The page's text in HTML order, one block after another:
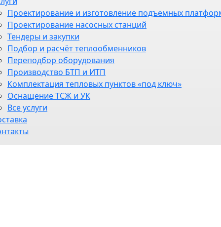
Проектирование и изготовление подъемных
Проектирование насосных станций
Тендеры и закупки
Подбор и расчёт теплообменников
Переподбор оборудования
Производство БТП и ИТП
Комплектация тепловых пунктов «под ключ»
Оснащение ТСЖ и УК
Все услуги